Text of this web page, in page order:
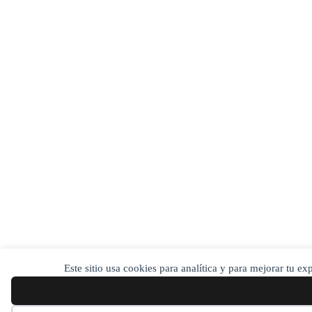
Este sitio usa cookies para analítica y para mejorar tu